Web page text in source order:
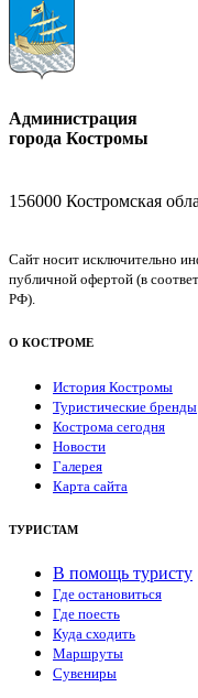
Администрация
города Костромы
156000 Костромская
Сайт носит исключительно
публичной офертой (в
РФ).
О КОСТРОМЕ
История Костромы
Туристические бренды
Кострома сегодня
Новости
Галерея
Карта сайта
ТУРИСТАМ
В помощь туристу
Где остановиться
Где поесть
Куда сходить
Маршруты
Сувениры